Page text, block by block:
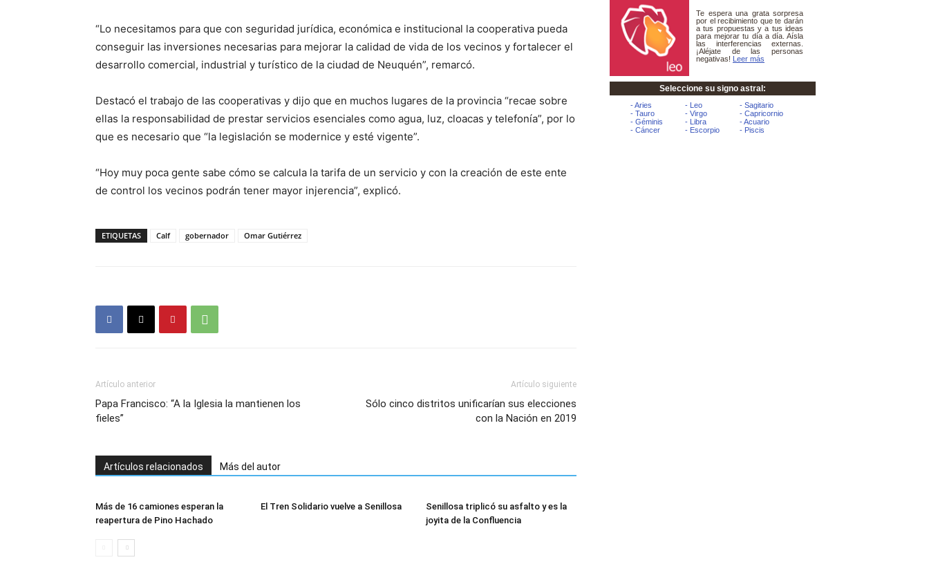
“Lo necesitamos para que con seguridad jurídica, económica e institucional la cooperativa pueda
conseguir las inversiones necesarias para mejorar la calidad de vida de los vecinos y fortalecer el
desarrollo comercial, industrial y turístico de la ciudad de Neuquén”, remarcó.
Destacó el trabajo de las cooperativas y dijo que en muchos lugares de la provincia “recae sobre
ellas la responsabilidad de prestar servicios esenciales como agua, luz, cloacas y telefonía”, por lo
que es necesario que “la legislación se modernice y esté vigente”.
“Hoy muy poca gente sabe cómo se calcula la tarifa de un servicio y con la creación de este ente
de control los vecinos podrán tener mayor injerencia”, explicó.
ETIQUETAS Calf gobernador Omar Gutiérrez
Artículo anterior
Papa Francisco: “A la Iglesia la mantienen los
fieles”
Artículo siguiente
Sólo cinco distritos unificarían sus elecciones
con la Nación en 2019
Artículos relacionados Más del autor
Más de 16 camiones esperan la
reapertura de Pino Hachado
El Tren Solidario vuelve a Senillosa
Senillosa triplicó su asfalto y es la
joyita de la Confluencia